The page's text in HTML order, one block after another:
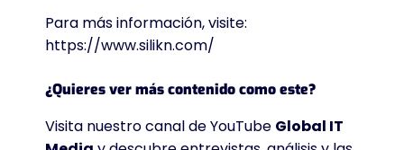
Para más información, visite:
https://www.silikn.com/
¿Quieres ver más contenido como este?
Visita nuestro canal de YouTube Global IT